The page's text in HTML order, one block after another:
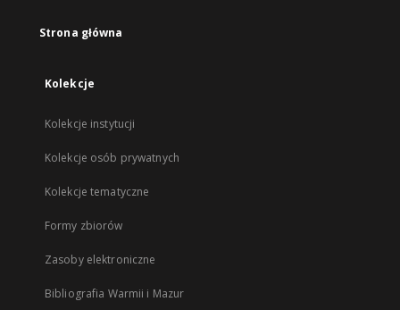
Strona główna
Kolekcje
Kolekcje instytucji
Kolekcje osób prywatnych
Kolekcje tematyczne
Formy zbiorów
Zasoby elektroniczne
Bibliografia Warmii i Mazur